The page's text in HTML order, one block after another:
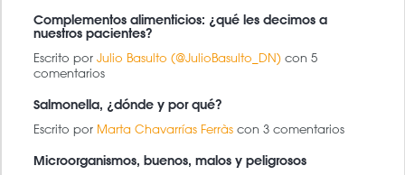
Complementos alimenticios: ¿qué les decimos a
nuestros pacientes?
Escrito por Julio Basulto (@JulioBasulto_DN) con 5
comentarios
Salmonella, ¿dónde y por qué?
Escrito por Marta Chavarrías Ferràs con 3 comentarios
Microorganismos, buenos, malos y peligrosos